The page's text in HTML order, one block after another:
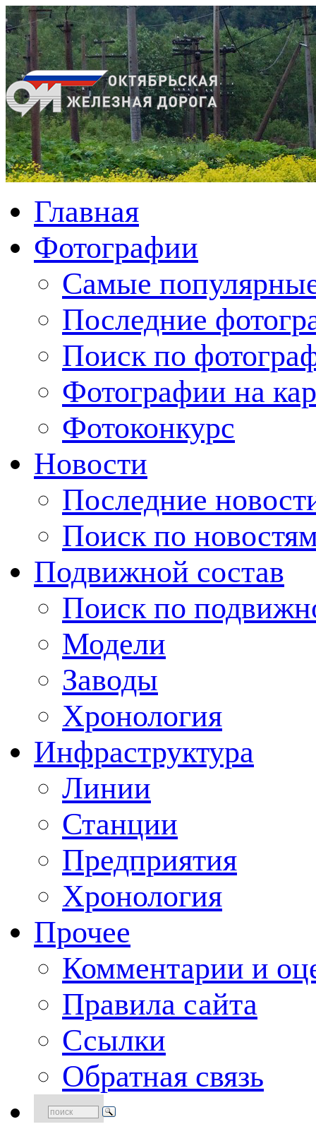
Главная
Фотографии
Cамые
Последние
Поиск по
Фотографии на
Фотоконкурс
Новости
Последние
Поиск по
Подвижной состав
Поиск по
Модели
Заводы
Хронология
Инфраструктура
Линии
Станции
Предприятия
Хронология
Прочее
Комментарии и
Правила сайта
Ссылки
Обратная связь